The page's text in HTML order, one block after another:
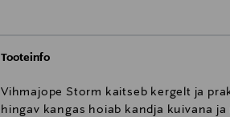
Tooteinfo
Vihmajope Storm kaitseb kergelt ja
hingav kangas hoiab kandja kuivana